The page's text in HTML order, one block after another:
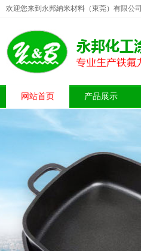
欢迎您来到永邦納米材料（東莞）有限公司
网站首页 产品展示